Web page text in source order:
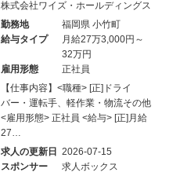
株式会社ワイズ・ホールディングス
勤務地
福岡県 小竹町
給与タイプ
月給27万3,000円～
32万円
雇用形態
正社員
【仕事内容】<職種> [正]ドライ
バー・運転手、軽作業・物流その他
<雇用形態> 正社員 <給与> [正]月給
27…
求人の更新日
2026-07-15
スポンサー
求人ボックス